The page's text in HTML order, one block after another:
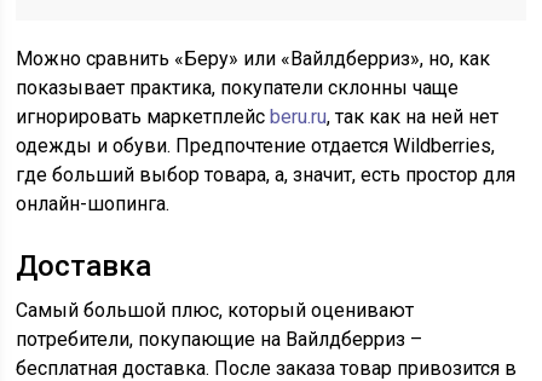
Можно сравнить «Беру» или «Вайлдберриз», но, как
показывает практика, покупатели склонны чаще
игнорировать маркетплейсberu.ru, так как на ней нет
одежды и обуви. Предпочтение отдается Wildberries,
где больший выбор товара, а, значит, есть простор для
онлайн-шопинга.
Доставка
Самый большой плюс, который оценивают
потребители, покупающие на Вайлдберриз –
бесплатная доставка. После заказа товар привозится в